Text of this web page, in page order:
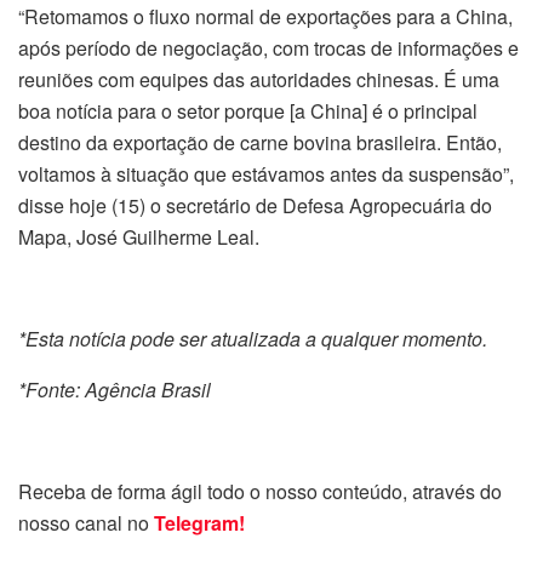
“Retomamos o fluxo normal de exportações para a China,
após período de negociação, com trocas de informações e
reuniões com equipes das autoridades chinesas. É uma
boa notícia para o setor porque [a China] é o principal
destino da exportação de carne bovina brasileira. Então,
voltamos à situação que estávamos antes da suspensão”,
disse hoje (15) o secretário de Defesa Agropecuária do
Mapa, José Guilherme Leal.
*Esta notícia pode ser atualizada a qualquer momento.
*Fonte: Agência Brasil
Receba de forma ágil todo o nosso conteúdo, através do
nosso canal noTelegram!